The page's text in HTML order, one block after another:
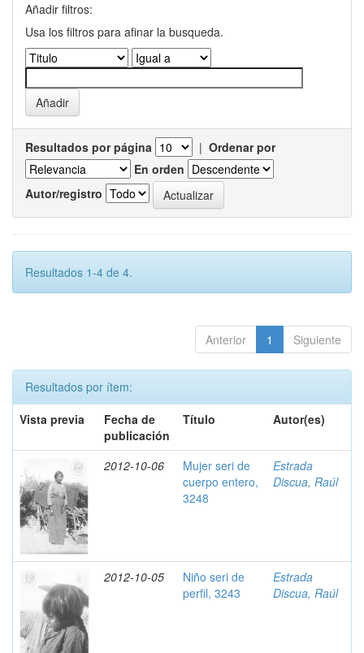
Añadir filtros:
Usa los filtros para afinar la busqueda.
Resultados por página | Ordenar por
En orden
Autor/registro
Resultados 1-4 de 4.
Anterior 1 Siguiente
Resultados por ítem:
Vista previa
Fecha de
publicación
Título Autor(es)
2012-10-06
Mujer seri de
cuerpo entero,
3248
Estrada
Discua, Raúl
2012-10-05
Niño seri de
perfil, 3243
Estrada
Discua, Raúl